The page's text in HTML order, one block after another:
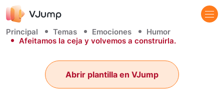
Principal Temas Emociones
Humor
Afeitamos la ceja y volvemos a construirla.
Abrir plantilla en VJump